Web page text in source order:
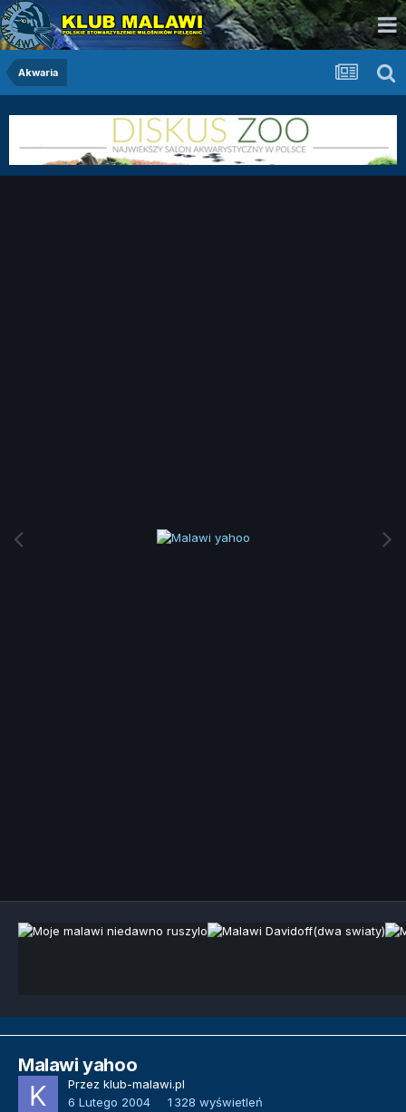
Akwaria
Malawi yahoo
Przez klub-malawi.pl
6 Lutego 2004
1 328 wyświetleń